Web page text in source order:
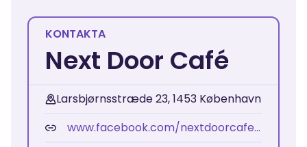
KONTAKTA
Next Door Café
Larsbjørnsstræde 23, 1453 København
www.facebook.com/nextdoorcafe.dk/?locale=sv_SE